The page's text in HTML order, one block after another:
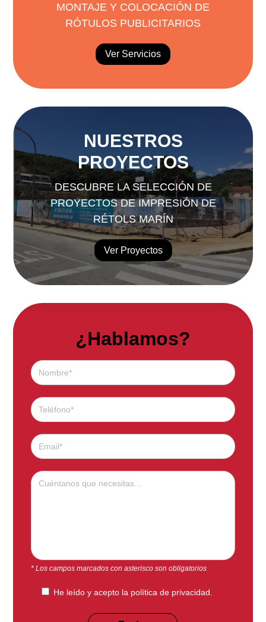
MONTAJE Y COLOCACIÓN DE
RÓTULOS PUBLICITARIOS
Ver Servicios
NUESTROS
PROYECTOS
DESCUBRE LA SELECCIÓN DE
PROYECTOS DE IMPRESIÓN DE
RÉTOLS MARÍN
Ver Proyectos
¿Hablamos?
* Los campos marcados con asterisco son obligatorios
He leído y acepto la política de privacidad